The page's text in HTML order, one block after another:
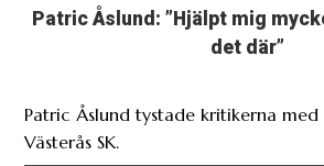
Patric Åslund: ”Hjälpt mig
det där”
Patric Åslund tystade kritikerna
Västerås SK.